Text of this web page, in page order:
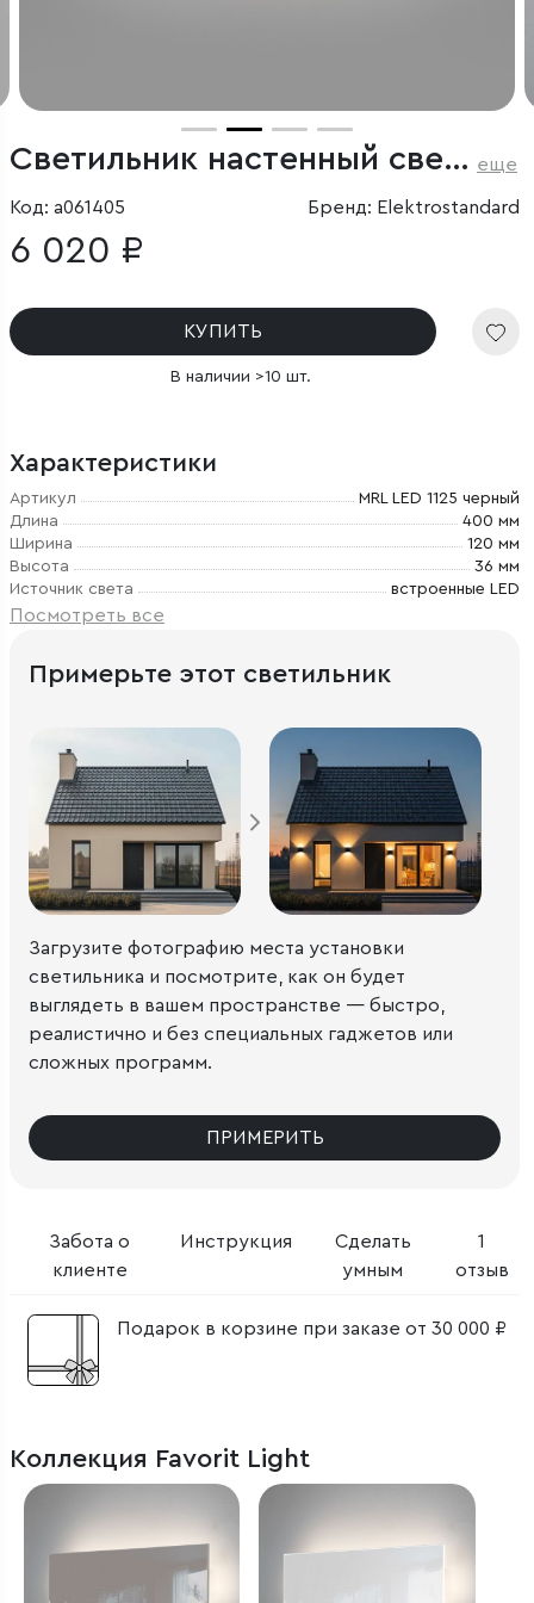
Светильник настенный светодиодный Favorit Light еще
Код: a061405 Бренд: Elektrostandard
6 020 ₽
КУПИТЬ
В наличии >10 шт.
Характеристики
Артикул
MRL LED 1125 черный
Длина
400 мм
Ширина
120 мм
Высота
36 мм
Источник света
встроенные LED
Посмотреть все
Забота о
клиенте
Инструкция
Сделать
умным
1
отзыв
Подарок в корзине при заказе от 30 000 ₽
Примерьте этот светильник
Загрузите фотографию места установки
светильника и посмотрите, как он будет
выглядеть в вашем пространстве — быстро,
реалистично и без специальных гаджетов или
сложных программ.
ПРИМЕРИТЬ
Коллекция Favorit Light